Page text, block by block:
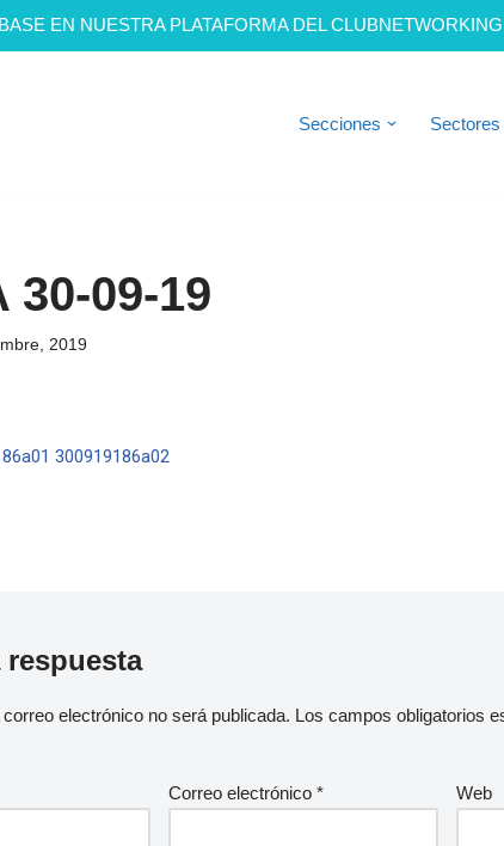
EN NUESTRA PLATAFORMA DEL CLUBNETWORKING
Secciones
30-09-19
2019
300919186a02
respuesta
electrónico no será publicada. Los campos obligatorios
Correo electrónico * Web